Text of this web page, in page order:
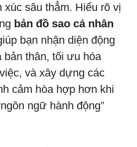
xúc sâu thẳm. Hiểu rõ vị
bản đồ sao cá nhân
bạn nhận diện động
thân, tối ưu hóa
và xây dựng các
cảm hòa hợp hơn khi
ngữ hành động”